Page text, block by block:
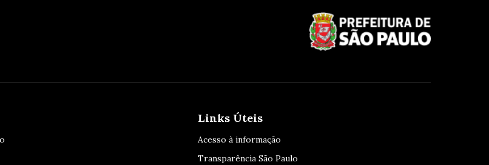
Links Úteis
Acesso à informação
Transparência São Paulo